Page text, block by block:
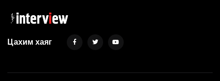
Цахим хаяг